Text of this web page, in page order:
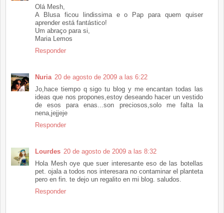
Olá Mesh,
A Blusa ficou lindissima e o Pap para quem quiser
aprender está fantástico!
Um abraço para si,
Maria Lemos
Responder
Nuria 20 de agosto de 2009 a las 6:22
Jo,hace tiempo q sigo tu blog y me encantan todas las
ideas que nos propones,estoy deseando hacer un vestido
de esos para enas...son preciosos,solo me falta la
nena,jejjeje
Responder
Lourdes 20 de agosto de 2009 a las 8:32
Hola Mesh oye que suer interesante eso de las botellas
pet. ojala a todos nos interesara no contaminar el planteta
pero en fin. te dejo un regalito en mi blog. saludos.
Responder